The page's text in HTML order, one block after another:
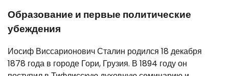
Образование и первые политические
убеждения
Иосиф Виссарионович Сталин родился 18 декабря
1878 года в городе Гори, Грузия. В 1894 году он